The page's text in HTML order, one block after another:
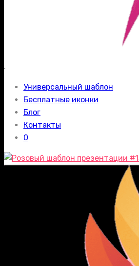
.
Универсальный шаблон
Бесплатные иконки
Блог
Контакты
0